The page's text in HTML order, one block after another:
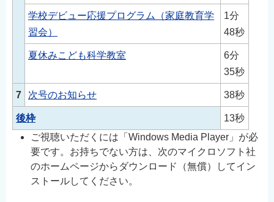
学校デビュー応援プログラム（家庭教育学
習会）
1分
48秒
夏休みこども科学教室
6分
35秒
7 次号のお知らせ 38秒
後枠
13秒
ご視聴いただくには「Windows Media Player」が必
要です。お持ちでない方は、次のマイクロソフト社
のホームページからダウンロード（無償）してイン
ストールしてください。